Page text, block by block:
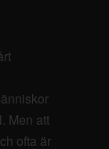
Men att
ofta är